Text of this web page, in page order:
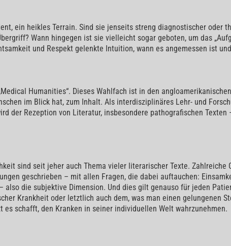
ein heikles Terrain. Sind sie jenseits streng diagnostischer oder
Wann hingegen ist sie vielleicht sogar geboten, um das
und Respekt gelenkte Intuition, wann es angemessen ist
Humanities“. Dieses Wahlfach ist in den
im Blick hat, zum Inhalt. Als interdisziplinäres Lehr- und
der Rezeption von Literatur, insbesondere pathografischen
sind seit jeher auch Thema vieler literarischer Texte. Zahlreiche
geschrieben – mit allen Fragen, die dabei auftauchen:
die subjektive Dimension. Und dies gilt genauso für jeden
Krankheit oder letztlich auch dem, was man einen gelungenen
schafft, den Kranken in seiner individuellen Welt wahrzunehmen.